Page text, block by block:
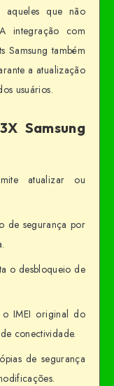
que não
integração com
Samsung também
a atualização
usuários.
Samsung
atualizar ou
de segurança por
o desbloqueio de
IMEI original do
conectividade.
de segurança